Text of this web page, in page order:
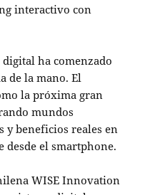
interactivo con
ha comenzado
de la mano. El
la próxima gran
mundos
y beneficios reales en
desde elsmartphone.
WISE Innovation